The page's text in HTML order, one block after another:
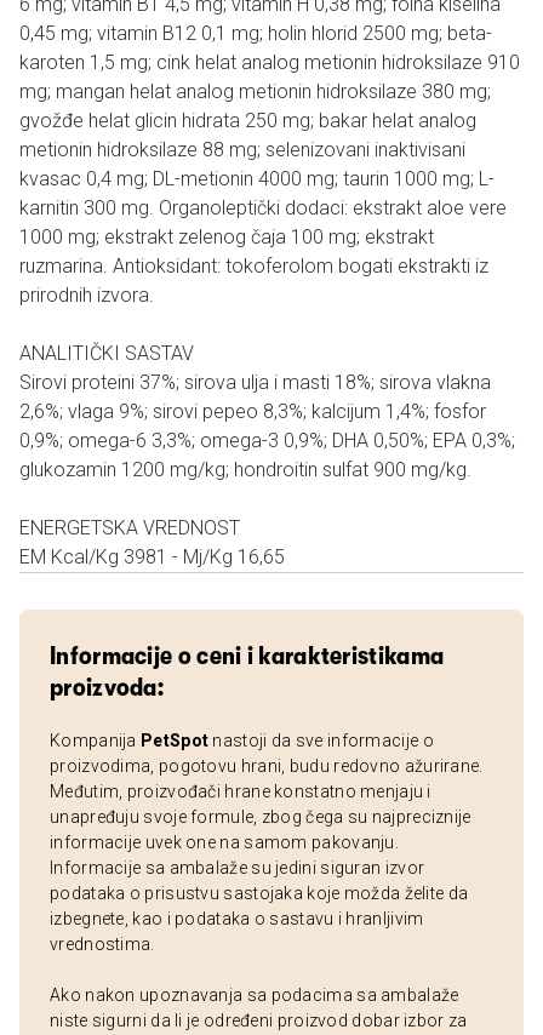
0,45 mg; vitamin B12 0,1 mg; holin hlorid 2500 mg; beta-
karoten 1,5 mg; cink helat analog metionin hidroksilaze 910
mg; mangan helat analog metionin hidroksilaze 380 mg;
gvožđe helat glicin hidrata 250 mg; bakar helat analog
metionin hidroksilaze 88 mg; selenizovani inaktivisani
kvasac 0,4 mg; DL-metionin 4000 mg; taurin 1000 mg; L-
karnitin 300 mg. Organoleptički dodaci: ekstrakt aloe vere
1000 mg; ekstrakt zelenog čaja 100 mg; ekstrakt
ruzmarina. Antioksidant: tokoferolom bogati ekstrakti iz
prirodnih izvora.
ANALITIČKI SASTAV
Sirovi proteini 37%; sirova ulja i masti 18%; sirova vlakna
2,6%; vlaga 9%; sirovi pepeo 8,3%; kalcijum 1,4%; fosfor
0,9%; omega-6 3,3%; omega-3 0,9%; DHA 0,50%; EPA 0,3%;
glukozamin 1200 mg/kg; hondroitin sulfat 900 mg/kg.
ENERGETSKA VREDNOST
EM Kcal/Kg 3981 - Mj/Kg 16,65
Informacije o ceni i karakteristikama
proizvoda:
Kompanija PetSpot nastoji da sve informacije o
proizvodima, pogotovu hrani, budu redovno ažurirane.
Međutim, proizvođači hrane konstatno menjaju i
unapređuju svoje formule, zbog čega su najpreciznije
informacije uvek one na samom pakovanju.
Informacije sa ambalaže su jedini siguran izvor
podataka o prisustvu sastojaka koje možda želite da
izbegnete, kao i podataka o sastavu i hranljivim
vrednostima.
Ako nakon upoznavanja sa podacima sa ambalaže
niste sigurni da li je određeni proizvod dobar izbor za